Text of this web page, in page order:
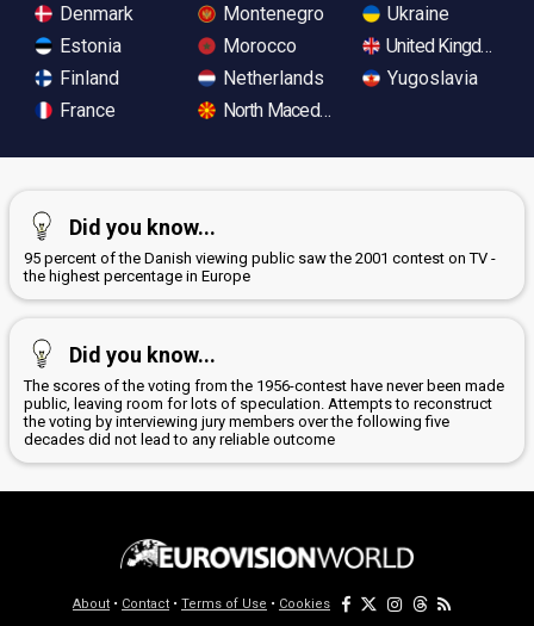
Denmark
Estonia
Finland
France
Montenegro
Morocco
Netherlands
North Macedonia
Ukraine
United Kingdom
Yugoslavia
Did you know...
95 percent of the Danish viewing public saw the 2001 contest on TV -
the highest percentage in Europe
Did you know...
The scores of the voting from the 1956-contest have never been made
public, leaving room for lots of speculation. Attempts to reconstruct
the voting by interviewing jury members over the following five
decades did not lead to any reliable outcome
About • Contact • Terms of Use • Cookies